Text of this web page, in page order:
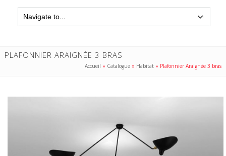
PLAFONNIER ARAIGNÉE 3 BRAS
Accueil » Catalogue » Habitat » Plafonnier Araignée 3 bras